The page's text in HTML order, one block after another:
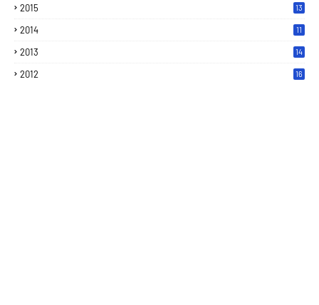
2015 13
2014 11
2013 14
2012 16